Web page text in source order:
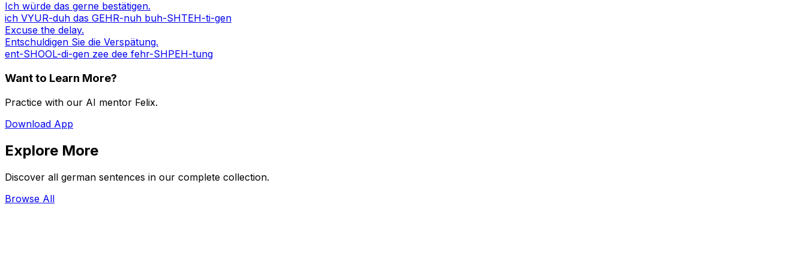
Ich würde das gerne bestätigen.
ich VYUR-duh das GEHR-nuh buh-SHTEH-ti-gen
Excuse the delay.
Entschuldigen Sie die Verspätung.
ent-SHOOL-di-gen zee dee fehr-SHPEH-tung
Want to Learn More?
Practice with our AI mentor Felix.
Download App
Explore More
Discover all german sentences in our complete collection.
Browse All